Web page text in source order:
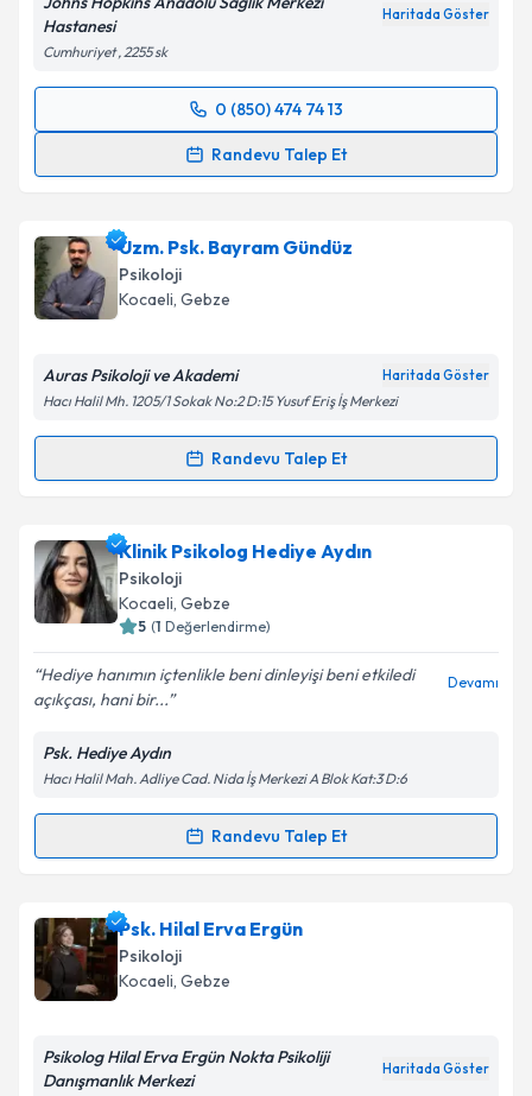
Hastanesi
Haritada Göster
Cumhuriyet , 2255 sk
0 (850) 474 74 13
Randevu Talep Et
Randevu Takvimi Talebi
için bir takvim hazırlandığında e-posta ile
bilgilendireceğiz.
E-posta Adresiniz
Kişisel verilerimin işlenmesine ilişkinAydınlatma
'ni okudum ve kişisel verilerimin belirtilen
kapsamda işlenmesini kabul ediyorum.
Takvim Talebini Gönder
Uzm. Psk. Bayram Gündüz
Psikoloji
Kocaeli, Gebze
Auras Psikoloji ve Akademi Haritada Göster
Hacı Halil Mh. 1205/1 Sokak No:2 D:15 Yusuf Eriş İş Merkezi
Randevu Talep Et
Randevu Takvimi Talebi
Uzm. Psk. Bayram Gündüziçin randevu takvimi
talebi oluşturun. Size bu uzmandan randevu almanız
için bir takvim hazırlandığında e-posta ile
bilgilendireceğiz.
E-posta Adresiniz
Kişisel verilerimin işlenmesine ilişkinAydınlatma
Metni'ni okudum ve kişisel verilerimin belirtilen
kapsamda işlenmesini kabul ediyorum.
Klinik Psikolog Hediye Aydın
Psikoloji
Kocaeli, Gebze
5 (1 Değerlendirme)
Hediye hanımın içtenlikle beni dinleyişi beni etkiledi
açıkçası, hani bir...
Devamı
Psk. Hediye Aydın
Hacı Halil Mah. Adliye Cad. Nida İş Merkezi A Blok Kat:3 D:6
Randevu Talep Et
Randevu Takvimi Talebi
Klinik Psikolog Hediye Aydın
talebi oluşturun. Size bu uzmandan randevu almanız
için bir takvim hazırlandığında e-posta ile
bilgilendireceğiz.
Psk. Hilal Erva Ergün
Psikoloji
Kocaeli, Gebze
Psikolog Hilal Erva Ergün Nokta Psikoliji
Danışmanlık Merkezi
Haritada Göster